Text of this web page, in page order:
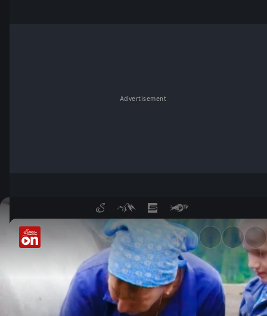
Advertisement
Kühe melken mit der Hand -